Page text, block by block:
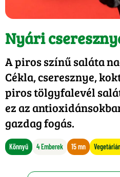
Nyári
A piros színű saláta
Cékla, cseresznye,
piros tölgyfalevél
ez az
gazdag fogás.
Könnyű 4 Emberek 15 mn